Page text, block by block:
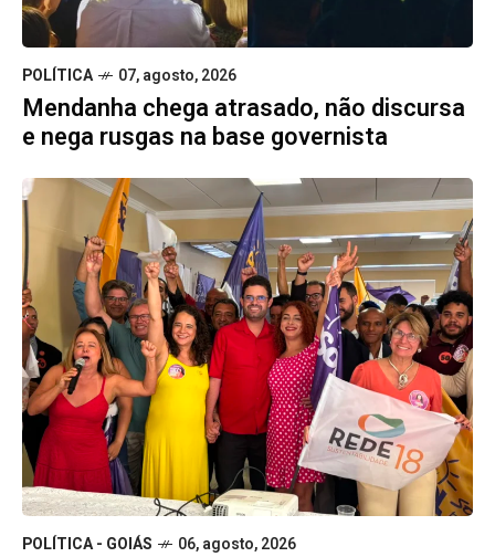
POLÍTICA 07, agosto, 2026
Mendanha chega atrasado, não discursa
e nega rusgas na base governista
POLÍTICA - GOIÁS 06, agosto, 2026